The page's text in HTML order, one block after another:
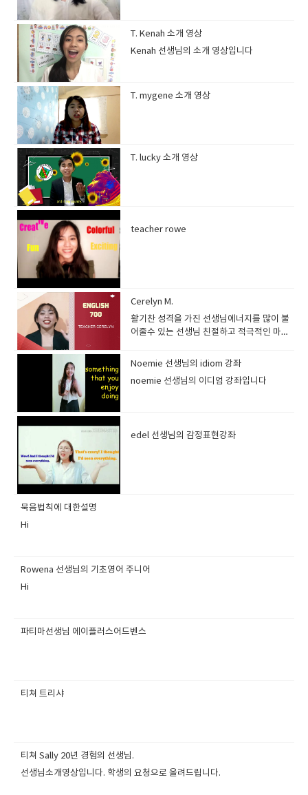
T. Kenah 소개 영상
T. mygene 소개 영상
T. lucky 소개 영상
teacher rowe
Cerelyn M.
활기찬 성격을 가진 선생님에너지를 많이 불
어줄수 있는 선생님 친절하고 적극적인 마인
Noemie 선생님의 idiom 강좌
noemie 선생님의 이디엄 강좌입니다
edel 선생님의 감정표현강좌
묵음법칙에 대한설명
Hi
Rowena 선생님의 기초영어 주니어
Hi
파티마선생님 에이플러스어드벤스
티쳐 트리샤
티쳐 Sally 20년 경험의 선생님.
선생님소개영상입니다. 학생의 요청으로 올려드립니다.